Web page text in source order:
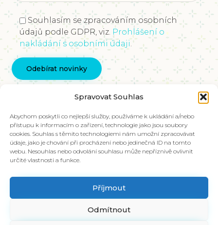
Spravovat Souhlas
Abychom poskytli co nejlepší služby, používáme k ukládání a/nebo
přístupu k informacím o zařízení, technologie jako jsou soubory
cookies. Souhlas s těmito technologiemi nám umožní zpracovávat
údaje, jako je chování při procházení nebo jedinečná ID na tomto
webu. Nesouhlas nebo odvolání souhlasu může nepříznivě ovlivnit
určité vlastnosti a funkce.
Příjmout
Odmítnout
Souhlasím se zpracováním osobních
údajů podle GDPR, viz. Prohlášení o
nakládání s osobními údaji.
Kontaktujte nás
info@vychovakectnostem.cz
Nadace Pangea, Rohanské nábřeží 671/15, Karlín,
186 00 Praha 8
V případě zájmu o materiály ve slovenštině,
kontaktujte kolegy na emailu:
Položit dotaz